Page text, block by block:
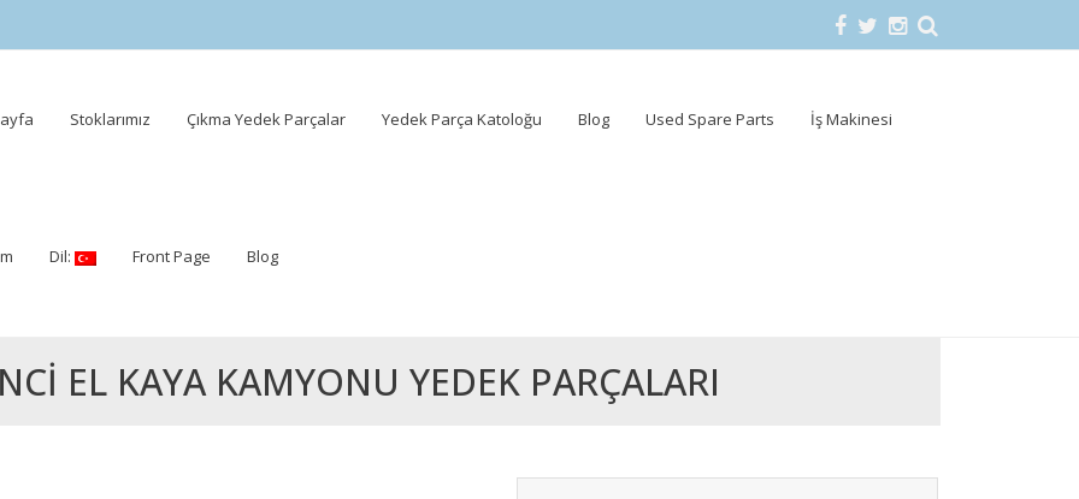
Stoklarımız Çıkma Yedek Parçalar Yedek Parça Katoloğu Blog Used Spare Parts İş Makinesi
Dil: Front Page Blog
EL KAYA KAMYONU YEDEK PARÇALARI